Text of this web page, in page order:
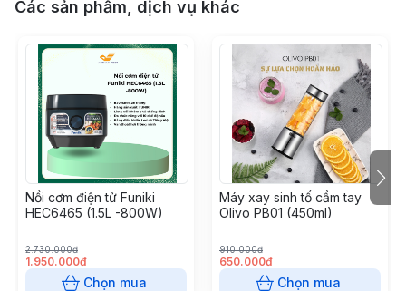
Các sản phẩm, dịch vụ khác
Nồi cơm điện tử Funiki
HEC6465 (1.5L -800W)
2.730.000đ
1.950.000đ
Chọn mua
Máy xay sinh tố cầm tay
Olivo PB01 (450ml)
910.000đ
650.000đ
Chọn mua